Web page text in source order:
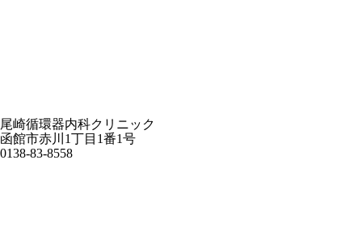
尾崎循環器内科クリニック
函館市赤川1丁目1番1号
0138-83-8558